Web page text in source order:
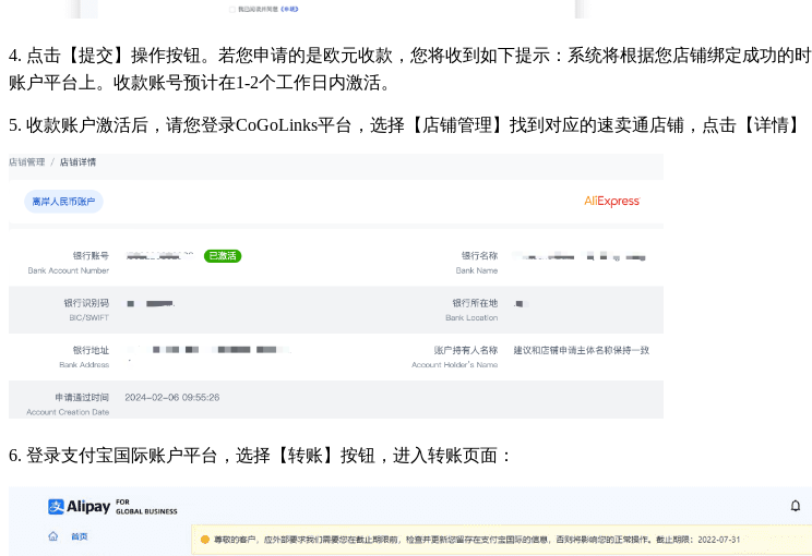
4. 点击【提交】操作按钮。若您申请的是欧元收款，您将收到如下提示：系统将根据您店铺绑定成功
账户平台上。收款账号预计在1-2个工作日内激活。
5. 收款账户激活后，请您登录CoGoLinks平台，选择【店铺管理】找到对应的速卖通店铺，点击【详情】
6. 登录支付宝国际账户平台，选择【转账】按钮，进入转账页面：